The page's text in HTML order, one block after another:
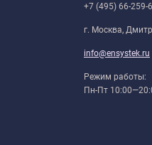
+7 (495) 66-259-
г. Москва,
info@ensystek.ru
Режим работы:
Пн-Пт